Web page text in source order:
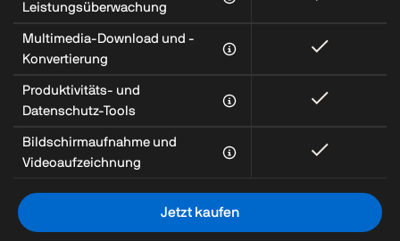
Leistungsüberwachung
Multimedia-Download und -
Konvertierung
Produktivitäts- und
Datenschutz-Tools
Bildschirmaufnahme und
Videoaufzeichnung
Jetzt kaufen